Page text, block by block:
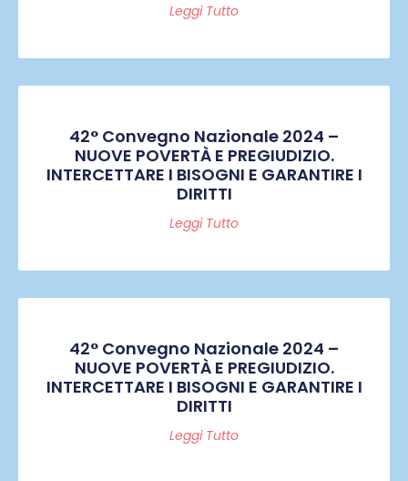
Leggi Tutto
42° Convegno Nazionale 2024 –
NUOVE POVERTÀ E PREGIUDIZIO.
INTERCETTARE I BISOGNI E GARANTIRE I
DIRITTI
Leggi Tutto
42° Convegno Nazionale 2024 –
NUOVE POVERTÀ E PREGIUDIZIO.
INTERCETTARE I BISOGNI E GARANTIRE I
DIRITTI
Leggi Tutto